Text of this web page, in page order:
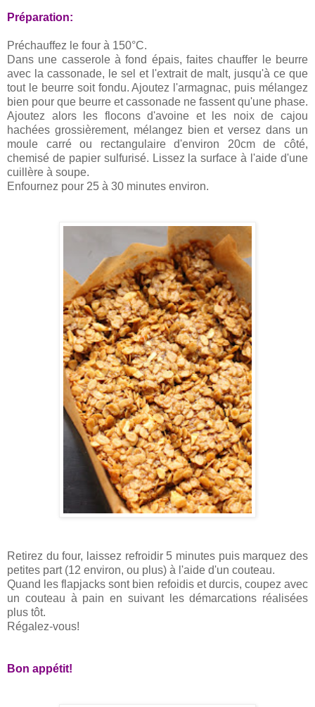
Préparation:
Préchauffez le four à 150°C.
Dans une casserole à fond épais, faites chauffer le beurre
avec la cassonade, le sel et l'extrait de malt, jusqu'à ce que
tout le beurre soit fondu. Ajoutez l'armagnac, puis mélangez
bien pour que beurre et cassonade ne fassent qu'une phase.
Ajoutez alors les flocons d'avoine et les noix de cajou
hachées grossièrement, mélangez bien et versez dans un
moule carré ou rectangulaire d'environ 20cm de côté,
chemisé de papier sulfurisé. Lissez la surface à l'aide d'une
cuillère à soupe.
Enfournez pour 25 à 30 minutes environ.
Retirez du four, laissez refroidir 5 minutes puis marquez des
petites part (12 environ, ou plus) à l'aide d'un couteau.
Quand les flapjacks sont bien refoidis et durcis, coupez avec
un couteau à pain en suivant les démarcations réalisées
plus tôt.
Régalez-vous!
Bon appétit!